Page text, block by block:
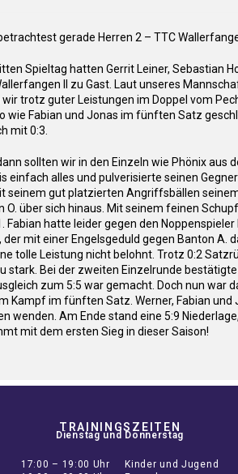
Spieltag hatten Gerrit Leiner, Sebastian
II zu Gast. Laut unseres
trotz guter Leistungen im Doppel vom
wie Fabian und Jonas im fünften Satz
mit 0:3.
sollten wir in den Einzeln wie Phönix
einfach alles und pulverisierte seinen
seinem gut platzierten Angriffsbällen
O. über sich hinaus. Mit seinem feinen
Fabian hatte leider gegen den
der mit einer Engelsgeduld gegen Banton A.
tolle Leistung nicht belohnt. Trotz 0:2
stark. Bei der zweiten Einzelrunde
zum 5:5 war gemacht. Doch nun war
Kampf im fünften Satz. Werner, Fabian
wenden. Am Ende stand eine 5:9
mit dem ersten Sieg in dieser Saison!
TRAININGSZEITEN
Dienstag und Donnerstag
17:00 – 19:00 Uhr Kinder und Jugend